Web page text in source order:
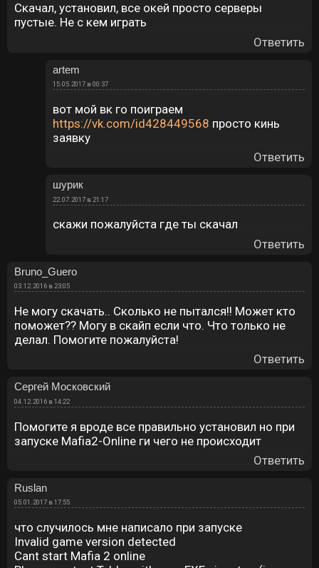
Скачал, установил, все окей просто серверы
пустые. Не с кем играть
Ответить
artem
15.05.2017 в 00:37
вот мой вк го поиграем
https://vk.com/id428449568 просто кинь
заявку
Ответить
шурик
22.07.2017 в 21:17
скажи пожалуйста где ты скачал
Ответить
Bruno_Guero
03.12.2016 в 23:05
Не могу скачать.. Сколько не пытался!! Может кто
поможет?? Могу в скайп если что. Что только не
делал. Помогите пожалуйста!
Ответить
Сергей Московский
04.12.2016 в 14:22
Помогите я вроде все правильно установил но при
запуске Mafia2-Online ги чего не происходит
Ответить
Ruslan
05.01.2017 в 17:55
что случилось мне написало при запуске
Invalid game version detected
Cant start Mafia 2 online